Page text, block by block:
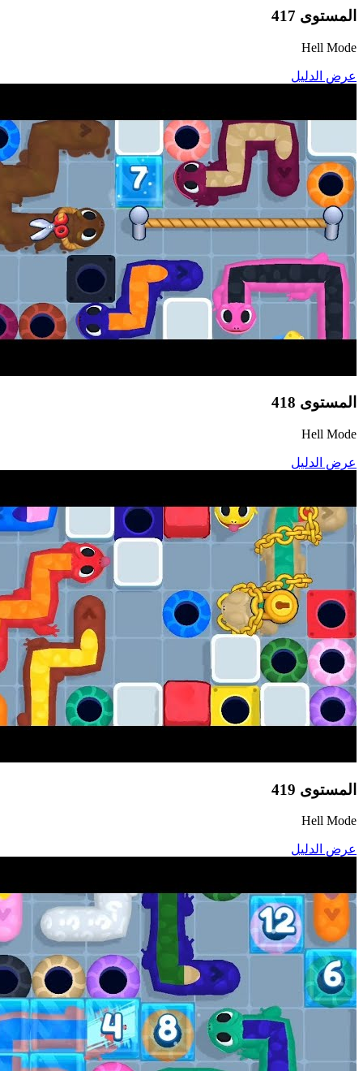
المستوى 417
Hell Mode
عرض الدليل
المستوى 418
Hell Mode
عرض الدليل
المستوى 419
Hell Mode
عرض الدليل